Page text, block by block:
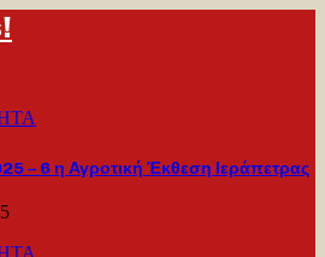
– 6 η Αγροτική Έκθεση Ιεράπετρας